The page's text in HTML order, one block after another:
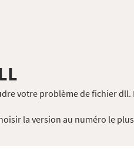
votre problème de fichier dll.
la version au numéro le